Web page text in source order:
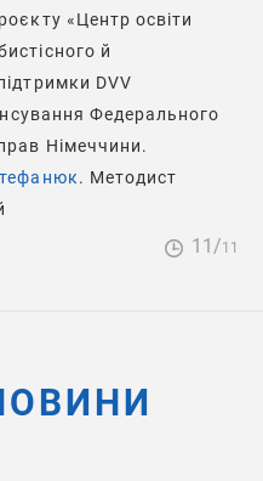
«Центр освіти
й
DVV
Федерального
Німеччини.
. Методист
11/11